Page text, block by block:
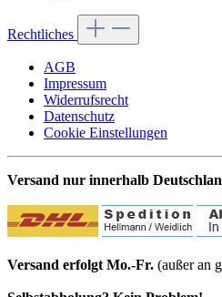
Rechtliches
AGB
Impressum
Widerrufsrecht
Datenschutz
Cookie Einstellungen
Versand nur innerhalb
Versand erfolgt Mo.-Fr. (außer an